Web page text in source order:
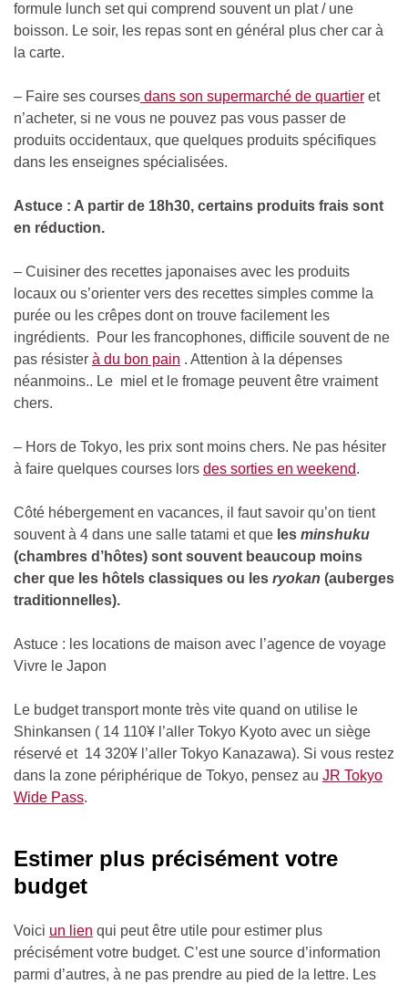
formule lunch set qui comprend souvent un plat / une
boisson. Le soir, les repas sont en général plus cher car à
la carte.
– Faire ses courses dans son supermarché de quartier et
n’acheter, si ne vous ne pouvez pas vous passer de
produits occidentaux, que quelques produits spécifiques
dans les enseignes spécialisées.
Astuce : A partir de 18h30, certains produits frais sont
en réduction.
– Cuisiner des recettes japonaises avec les produits
locaux ou s’orienter vers des recettes simples comme la
purée ou les crêpes dont on trouve facilement les
ingrédients.
Pour les francophones, difficile souvent de ne
pas résister à du bon pain . Attention à la dépenses
néanmoins.. Le miel et le fromage peuvent être vraiment
chers.
– Hors de Tokyo, les prix sont moins chers. Ne pas hésiter
à faire quelques courses lors des sorties en weekend.
Côté hébergement en vacances, il faut savoir qu’on tient
souvent à 4 dans une salle tatami et que les minshuku
(chambres d’hôtes) sont souvent beaucoup moins
cher que les hôtels classiques ou les ryokan (auberges
traditionnelles).
Astuce : les locations de maison avec l’agence de voyage
Vivre le Japon
Le budget transport monte très vite quand on utilise le
Shinkansen ( 14 110¥ l’aller Tokyo Kyoto avec un siège
réservé et 14 320¥ l’aller Tokyo Kanazawa). Si vous restez
dans la zone périphérique de Tokyo, pensez au JR Tokyo
Wide Pass.
Estimer plus précisément votre
budget
Voici un lien qui peut être utile pour estimer plus
précisément votre budget. C’est une source d’information
parmi d’autres, à ne pas prendre au pied de la lettre. Les